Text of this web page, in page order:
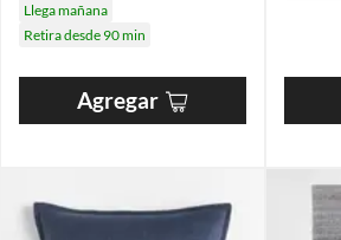
Llega mañana
Retira desde 90 min
Agregar